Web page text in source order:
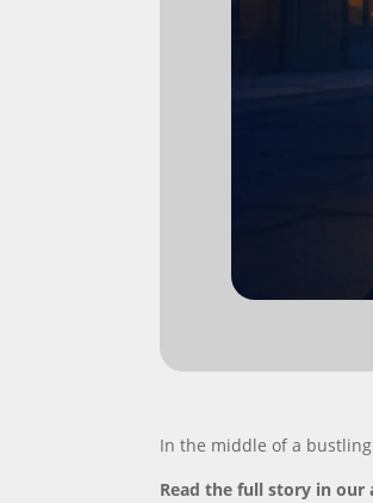
In the middle of a
Read the full story in our